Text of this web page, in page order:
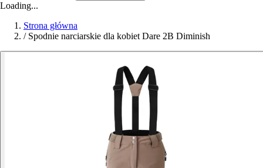
Loading...
Strona główna
/ Spodnie narciarskie dla kobiet Dare 2B Diminish